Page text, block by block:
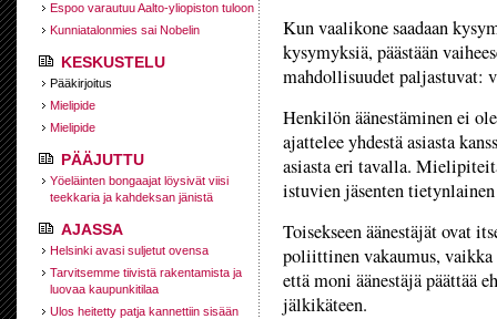
Espoo varautuu Aalto-yliopiston tuloon
Kunniatalonmies sai Nobelin
KESKUSTELU
Pääkirjoitus
Mielipide
Mielipide
PÄÄJUTTU
Yöeläinten bongaajat löysivät viisi
teekkaria ja kahdeksan jänistä
AJASSA
Helsinki avasi suljetut ovensa
Tarvitsemme tiivistä rakentamista ja
luovaa kaupunkitilaa
Ulos heitetty patja kannettiin sisään
Kun vaalikone saadaan
kysymyksiä, päästään
mahdollisuudet paljastuvat:
Henkilön äänestäminen ei
ajattelee yhdestä asiasta
asiasta eri tavalla.
istuvien jäsenten
Toisekseen äänestäjät ovat
poliittinen vakaumus,
että moni äänestäjä päättää
jälkikäteen.